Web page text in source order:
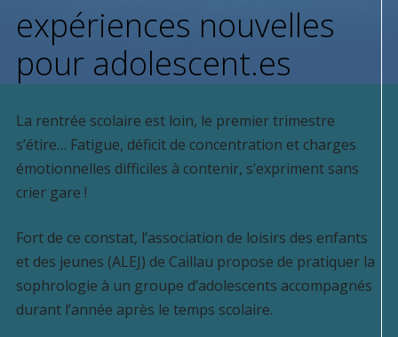
expériences nouvelles
pour adolescent.es
La rentrée scolaire est loin, le premier trimestre
s’étire… Fatigue, déficit de concentration et charges
émotionnelles difficiles à contenir, s’expriment sans
crier gare !
Fort de ce constat, l’association de loisirs des enfants
et des jeunes (ALEJ) de Caillau propose de pratiquer la
sophrologie à un groupe d’adolescents accompagnés
durant l’année après le temps scolaire.